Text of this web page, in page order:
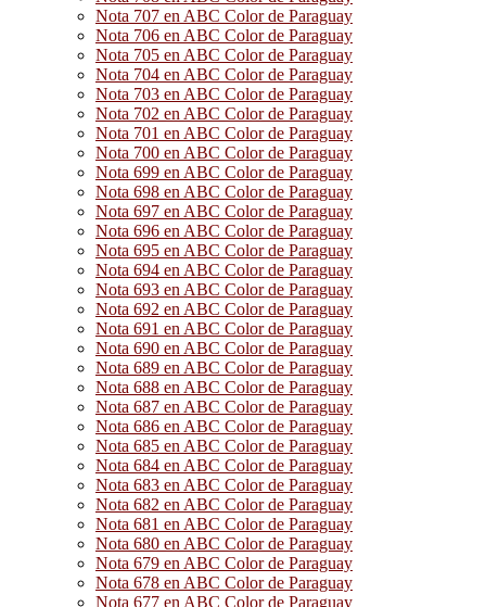
Nota 707 en ABC Color de Paraguay
Nota 706 en ABC Color de Paraguay
Nota 705 en ABC Color de Paraguay
Nota 704 en ABC Color de Paraguay
Nota 703 en ABC Color de Paraguay
Nota 702 en ABC Color de Paraguay
Nota 701 en ABC Color de Paraguay
Nota 700 en ABC Color de Paraguay
Nota 699 en ABC Color de Paraguay
Nota 698 en ABC Color de Paraguay
Nota 697 en ABC Color de Paraguay
Nota 696 en ABC Color de Paraguay
Nota 695 en ABC Color de Paraguay
Nota 694 en ABC Color de Paraguay
Nota 693 en ABC Color de Paraguay
Nota 692 en ABC Color de Paraguay
Nota 691 en ABC Color de Paraguay
Nota 690 en ABC Color de Paraguay
Nota 689 en ABC Color de Paraguay
Nota 688 en ABC Color de Paraguay
Nota 687 en ABC Color de Paraguay
Nota 686 en ABC Color de Paraguay
Nota 685 en ABC Color de Paraguay
Nota 684 en ABC Color de Paraguay
Nota 683 en ABC Color de Paraguay
Nota 682 en ABC Color de Paraguay
Nota 681 en ABC Color de Paraguay
Nota 680 en ABC Color de Paraguay
Nota 679 en ABC Color de Paraguay
Nota 678 en ABC Color de Paraguay
Nota 677 en ABC Color de Paraguay